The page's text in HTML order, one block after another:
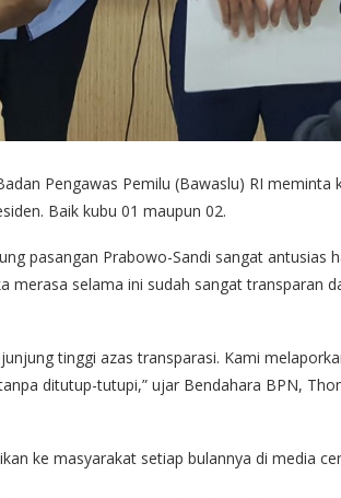
Pengawas Pemilu (Bawaslu) RI
Baik kubu 01 maupun 02.
pasangan Prabowo-Sandi sangat antusias
merasa selama ini sudah sangat transparan
tinggi azas transparasi. Kami
ditutup-tutupi,” ujar Bendahara BPN,
ke masyarakat setiap bulannya di media